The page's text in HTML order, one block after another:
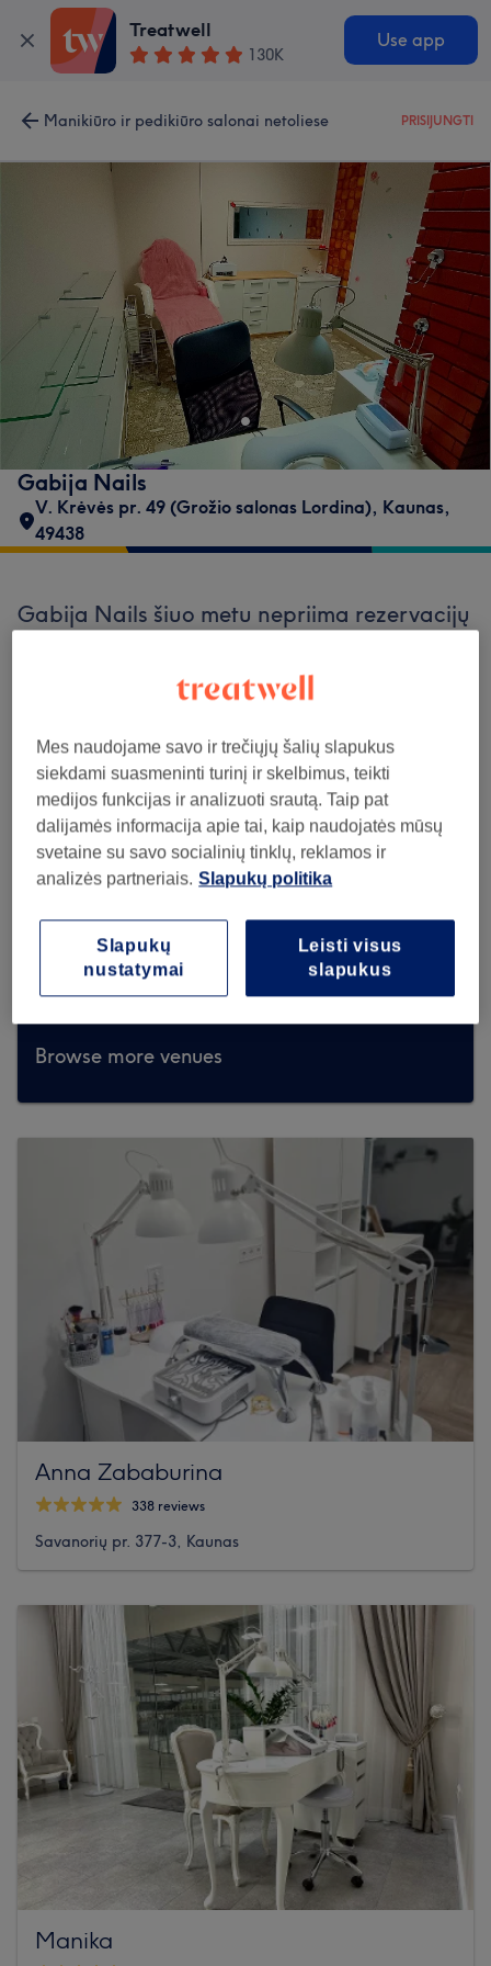
Treatwell
130K
Use app
Manikiūro ir pedikiūro salonai netoliese PRISIJUNGTI
Gabija Nails
V. Krėvės pr. 49 (Grožio salonas Lordina), Kaunas,
49438
Gabija Nails šiuo metu nepriima rezervacijų
per „Treatwell“. Naudokitės paieškos
peržiūrėkite kitus
jūsų vietovėje esančius salonus.
pasiruošusių jus priimti.
Find the best venues near you
Ieškoti Treatwell
Browse more venues
Anna Zababurina
338 reviews
Savanorių pr. 377-3, Kaunas
Manika
Mes naudojame savo ir trečiųjų šalių slapukus
siekdami suasmeninti turinį ir skelbimus, teikti
medijos funkcijas ir analizuoti srautą. Taip pat
dalijamės informacija apie tai, kaip naudojatės mūsų
svetaine su savo socialinių tinklų, reklamos ir
analizės partneriais. Slapukų politika
Leisti visus
slapukus
Slapukų
nustatymai